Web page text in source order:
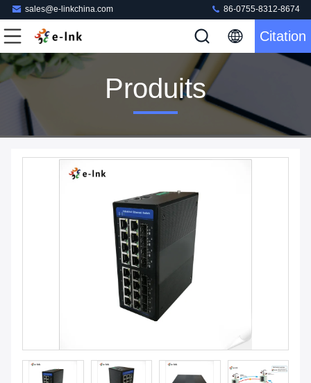
sales@e-linkchina.com 86-0755-8312-8674
Citation
Produits